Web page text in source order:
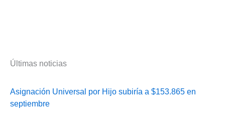
Últimas noticias
Asignación Universal por Hijo subiría a $153.865 en
septiembre